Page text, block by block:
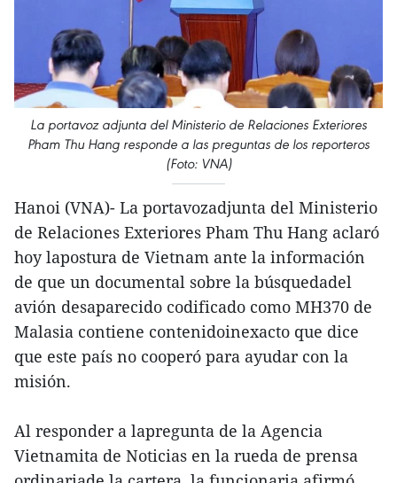
La portavoz adjunta del Ministerio de Relaciones Exteriores
Pham Thu Hang responde a las preguntas de los reporteros
(Foto: VNA)
Hanoi (VNA)- La portavozadjunta del Ministerio
de Relaciones Exteriores Pham Thu Hang aclaró
hoy lapostura de Vietnam ante la información
de que un documental sobre la búsquedadel
avión desaparecido codificado como MH370 de
Malasia contiene contenidoinexacto que dice
que este país no cooperó para ayudar con la
misión.
Al responder a lapregunta de la Agencia
Vietnamita de Noticias en la rueda de prensa